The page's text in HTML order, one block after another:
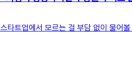
타트업에서 모르는 걸 부담 없이 물어